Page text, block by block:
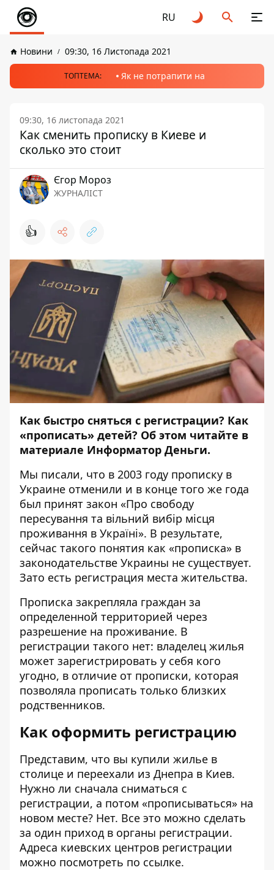
RU
Новини 09:30, 16 Листопада 2021
ТОПТЕМА: Як не потрапити на
09:30, 16 листопада 2021
Как сменить прописку в Киеве и
сколько это стоит
Єгор Мороз
ЖУРНАЛІСТ
👍
Как быстро сняться с регистрации? Как
«прописать» детей? Об этом читайте в
материале Информатор Деньги.
Мы писали, что в 2003 году прописку в
Украине отменили и в конце того же года
был принят закон «Про свободу
пересування та вільний вибір місця
проживання в Україні». В результате,
сейчас такого понятия как «прописка» в
законодательстве Украины не существует.
Зато есть регистрация места жительства.
Прописка закрепляла граждан за
определенной территорией через
разрешение на проживание. В
регистрации такого нет: владелец жилья
может зарегистрировать у себя кого
угодно, в отличие от прописки, которая
позволяла прописать только близких
родственников.
Как оформить регистрацию
Представим, что вы купили жилье в
столице и переехали из Днепра в Киев.
Нужно ли сначала сниматься с
регистрации, а потом «прописываться» на
новом месте? Нет. Все это можно сделать
за один приход в органы регистрации.
Адреса киевских центров регистрации
можно посмотреть по ссылке.